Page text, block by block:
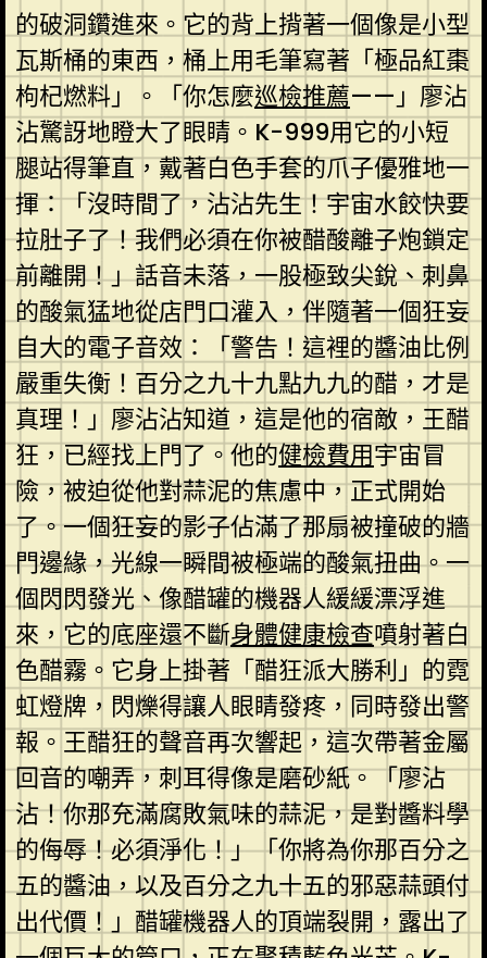
的破洞鑽進來。它的背上揹著一個像是小型
瓦斯桶的東西，桶上用毛筆寫著「極品紅棗
枸杞燃料」。「你怎麼巡檢推薦——」廖沾
沾驚訝地瞪大了眼睛。K-999用它的小短
腿站得筆直，戴著白色手套的爪子優雅地一
揮：「沒時間了，沾沾先生！宇宙水餃快要
拉肚子了！我們必須在你被醋酸離子炮鎖定
前離開！」話音未落，一股極致尖銳、刺鼻
的酸氣猛地從店門口灌入，伴隨著一個狂妄
自大的電子音效：「警告！這裡的醬油比例
嚴重失衡！百分之九十九點九九的醋，才是
真理！」廖沾沾知道，這是他的宿敵，王醋
狂，已經找上門了。他的健檢費用宇宙冒
險，被迫從他對蒜泥的焦慮中，正式開始
了。一個狂妄的影子佔滿了那扇被撞破的牆
門邊緣，光線一瞬間被極端的酸氣扭曲。一
個閃閃發光、像醋罐的機器人緩緩漂浮進
來，它的底座還不斷身體健康檢查噴射著白
色醋霧。它身上掛著「醋狂派大勝利」的霓
虹燈牌，閃爍得讓人眼睛發疼，同時發出警
報。王醋狂的聲音再次響起，這次帶著金屬
回音的嘲弄，刺耳得像是磨砂紙。「廖沾
沾！你那充滿腐敗氣味的蒜泥，是對醬料學
的侮辱！必須淨化！」「你將為你那百分之
五的醬油，以及百分之九十五的邪惡蒜頭付
出代價！」醋罐機器人的頂端裂開，露出了